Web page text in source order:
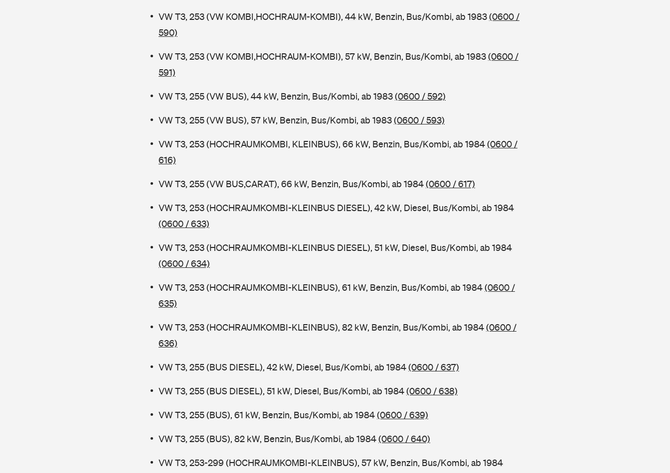
VW T3, 253 (VW KOMBI,HOCHRAUM-KOMBI), 44 kW, Benzin, Bus/Kombi, ab 1983(0600 /
590)
VW T3, 253 (VW KOMBI,HOCHRAUM-KOMBI), 57 kW, Benzin, Bus/Kombi, ab 1983(0600 /
591)
VW T3, 255 (VW BUS), 44 kW, Benzin, Bus/Kombi, ab 1983(0600 / 592)
VW T3, 255 (VW BUS), 57 kW, Benzin, Bus/Kombi, ab 1983(0600 / 593)
VW T3, 253 (HOCHRAUMKOMBI, KLEINBUS), 66 kW, Benzin, Bus/Kombi, ab 1984(0600 /
616)
VW T3, 255 (VW BUS,CARAT), 66 kW, Benzin, Bus/Kombi, ab 1984(0600 / 617)
VW T3, 253 (HOCHRAUMKOMBI-KLEINBUS DIESEL), 42 kW, Diesel, Bus/Kombi, ab 1984
(0600 / 633)
VW T3, 253 (HOCHRAUMKOMBI-KLEINBUS DIESEL), 51 kW, Diesel, Bus/Kombi, ab 1984
(0600 / 634)
VW T3, 253 (HOCHRAUMKOMBI-KLEINBUS), 61 kW, Benzin, Bus/Kombi, ab 1984(0600 /
635)
VW T3, 253 (HOCHRAUMKOMBI-KLEINBUS), 82 kW, Benzin, Bus/Kombi, ab 1984(0600 /
636)
VW T3, 255 (BUS DIESEL), 42 kW, Diesel, Bus/Kombi, ab 1984(0600 / 637)
VW T3, 255 (BUS DIESEL), 51 kW, Diesel, Bus/Kombi, ab 1984(0600 / 638)
VW T3, 255 (BUS), 61 kW, Benzin, Bus/Kombi, ab 1984(0600 / 639)
VW T3, 255 (BUS), 82 kW, Benzin, Bus/Kombi, ab 1984(0600 / 640)
VW T3, 253-299 (HOCHRAUMKOMBI-KLEINBUS), 57 kW, Benzin, Bus/Kombi, ab 1984